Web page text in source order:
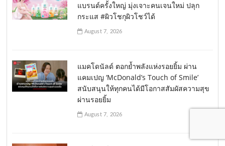
แบรนด์ครั้งใหญ่ มุ่งเจาะคนเจนใหม่ ปลุก
กระแส #ผิวโชกุผิวโชว์ได้
August 7, 2026
แมคโดนัลด์ ตอกย้ำพลังแห่งรอยยิ้ม ผ่าน
แคมเปญ ‘McDonald’s Touch of Smile’
สนับสนุนให้ทุกคนได้มีโอกาสสัมผัสความสุข
ผ่านรอยยิ้ม
August 7, 2026